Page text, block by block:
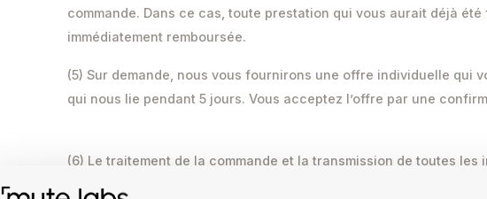
commande. Dans ce cas, toute prestation qui vous aurait déjà
immédiatement remboursée.
(5) Sur demande, nous vous fournirons une offre individuelle qui
qui nous lie pendant 5 jours. Vous acceptez l’offre par une
(6) Le traitement de la commande et la transmission de toutes